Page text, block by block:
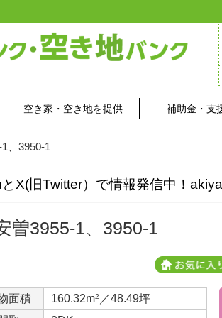
空き家・空き地を提供 補助金・支
、3950-1
X(旧Twitter）で情報発信中！
曽3955-1、3950-1
面積 160.32m2 ／48.49坪